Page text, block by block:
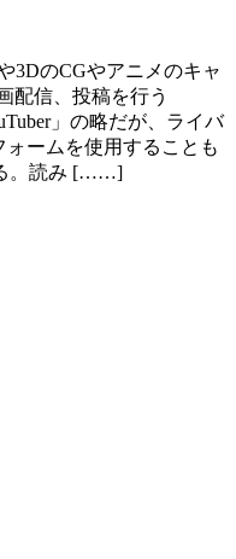
3DのCGやアニメのキャ
配信、投稿を行う
」の略だが、ライバ
ォームを使用することも
。読み [……]